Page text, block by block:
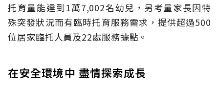
托育量能達到1萬7,002名幼兒，另考量家長因特
殊突發狀況而有臨時托育服務需求，提供超過500
位居家臨托人員及22處服務據點。
在安全環境中 盡情探索成長